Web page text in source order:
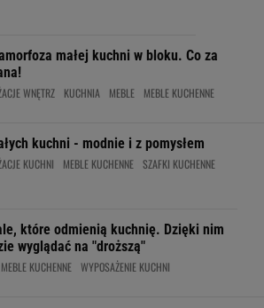
małej kuchni w bloku. Co za
WNĘTRZ KUCHNIA MEBLE MEBLE KUCHENNE
kuchni - modnie i z pomysłem
KUCHNI MEBLE KUCHENNE SZAFKI KUCHENNE
które odmienią kuchnię. Dzięki nim
wyglądać na "droższą"
MEBLE KUCHENNE WYPOSAŻENIE KUCHNI